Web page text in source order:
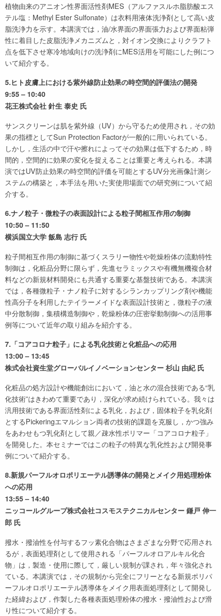
植物由来のアニオン性界面活性剤MES（アルファスルホ脂肪酸エス
テル塩：Methyl Ester Sulfonate）は衣料用液体洗浄剤として高い皮
脂洗浄力を示す。本講演では，油/水界面の界面張力および界面粘弾
性に着目した皮脂洗浄メカニズムと，対イオン交換によりクラフト
点を低下させ寒冷地域向けの洗浄剤にMES活用を可能にした例につ
いて紹介する。
5.ヒト皮膚上における紫外線防止効果の時空間的評価法の開発
9:55 – 10:40
花王株式会社 針生 泰史 氏
サンスクリーンは肌を紫外線（UV）から守るため使用され，その効
果の指標としてSun Protection Factorが一般的に用いられている。
しかし，生活の中で汗や擦れによってその効果は低下するため，時
間的，空間的に効果の変化を捉えることは重要と考えられる。本講
演ではUV防止効果の時空間的評価を可能とするUV分光画像計測シ
ステムの構築と，本手法を用いた実使用場面での研究例について紹
介する。
6.ナノ粒子・微粒子の表面設計による粒子間相互作用の制御
10:50 – 11:50
横浜国立大学 飯島 志行 氏
粒子間相互作用の制御に基づくスラリー物性や乾燥粉体の流動特性
制御は，化粧品分野に限らず，先進セラミックスや有機無機複合材
料などの新規材料開発にも共通する重要な基盤技術である。本講演
では，各種微粒子・ナノ粒子に対するシランカップリング剤や機能
性高分子を利用したテイラーメイドな表面設計技術と，微粒子の液
中分散制御，集積構造制御や，乾燥粉体の圧密挙動制御への活用事
例等について近年の取り組みを紹介する。
7.「コアコロナ粒子」による乳化技術と化粧品への応用
13:00 – 13:45
株式会社資生堂グローバルイノベーションセンター 杉山 由紀 氏
化粧品の処方設計や機能創出において，油と水の混合技術である“乳
化技術”はきわめて重要であり，深化が求め続けられている。我々は
汎用技術である界面活性剤による乳化，および，固体粒子を乳化剤
とするPickeringエマルション両者の技術的課題を克服し，かつ強み
をあわせもつ乳化剤として親／疎水性ポリマー「コアコロナ粒子」
を開発した。本セミナーではこの粒子の特異な乳化性および開発事
例について紹介する。
8.新規パーフルオロポリエーテル誘導体の開発とメイク用処理粉体
への応用
13:55 – 14:40
ニッコールグループ株式会社コスモステクニカルセンター 鎌戸 伸一
郎 氏
撥水・撥油性を付与するフッ素化合物はさまざまな分野で応用され
るが，表⾯処理剤として使⽤される「パーフルオロアルキル化合
物」は，製造・使用に際して，厳しい規制が課され，年々強化され
ている。本講演では，その規制から完全にフリーとなる新規ポリパ
ーフルオロポリエーテル誘導体をメイク用表面処理剤として開発し
た経緯および，作製した各種表面処理粉体の撥水・撥油性および滑
り性について紹介する。